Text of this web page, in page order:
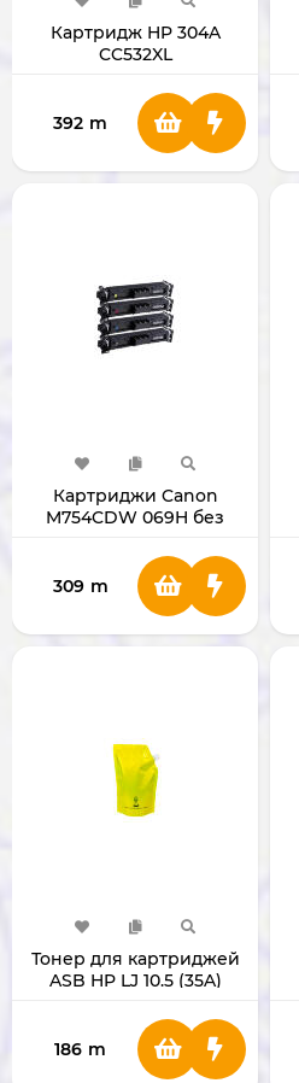
Картридж HP 304A
CC532XL
392 m
Картриджи Canon
M754CDW 069H без
Розовый, Желтый,
Черный
309 m
Тонер для картриджей
ASB HP LJ 10.5 (35A)
186 m